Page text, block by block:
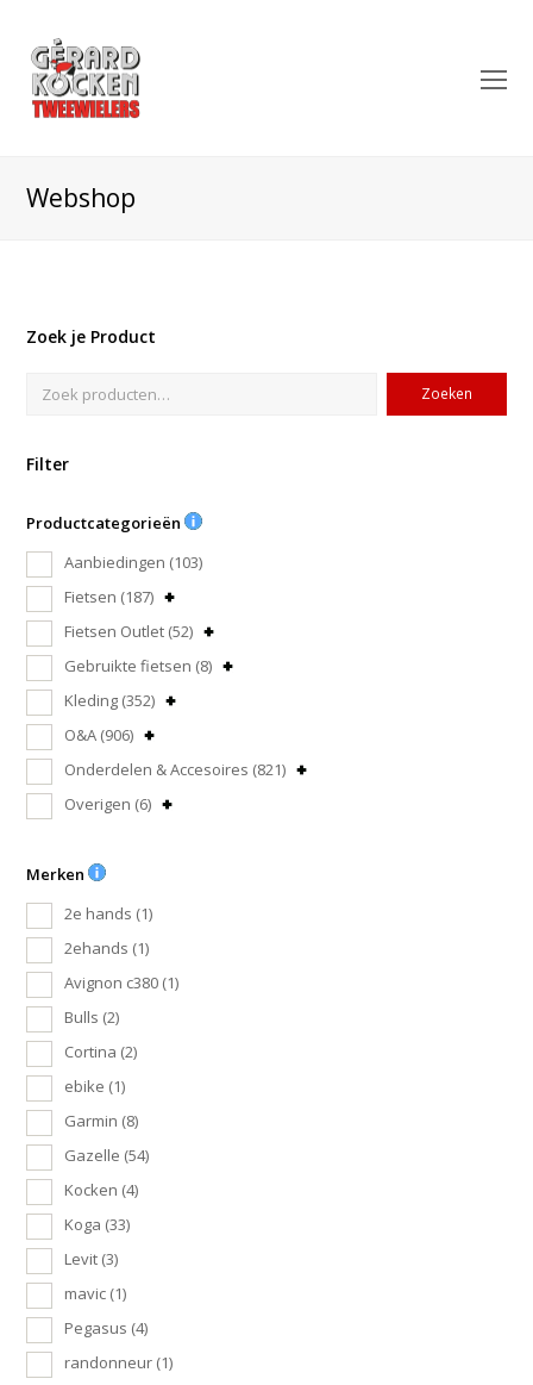
Webshop
Zoek je Product
Zoeken
Filter
Productcategorieën
Aanbiedingen (103)
Fietsen (187)
Fietsen Outlet (52)
Gebruikte fietsen (8)
Kleding (352)
O&A (906)
Onderdelen & Accesoires (821)
Overigen (6)
Merken
2e hands (1)
2ehands (1)
Avignon c380 (1)
Bulls (2)
Cortina (2)
ebike (1)
Garmin (8)
Gazelle (54)
Kocken (4)
Koga (33)
Levit (3)
mavic (1)
Pegasus (4)
randonneur (1)